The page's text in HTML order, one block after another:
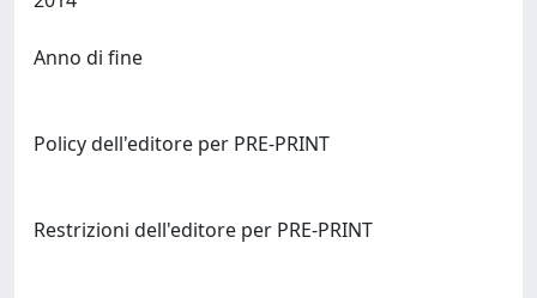
Anno di fine
Policy dell'editore per PRE-PRINT
Restrizioni dell'editore per PRE-PRINT